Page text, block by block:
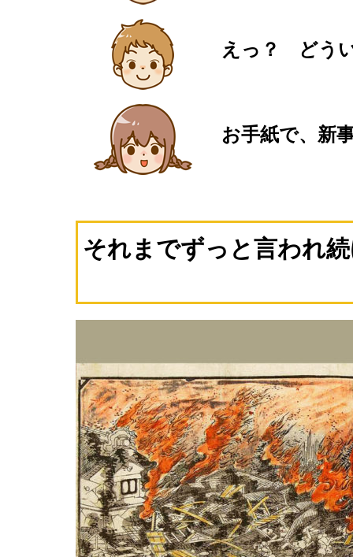
えっ？ どう
お手紙で、新
それまでずっと言われ